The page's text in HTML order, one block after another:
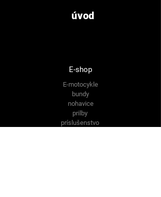
úvod
E-shop
E-motocykle
bundy
nohavice
prilby
príslušenstvo